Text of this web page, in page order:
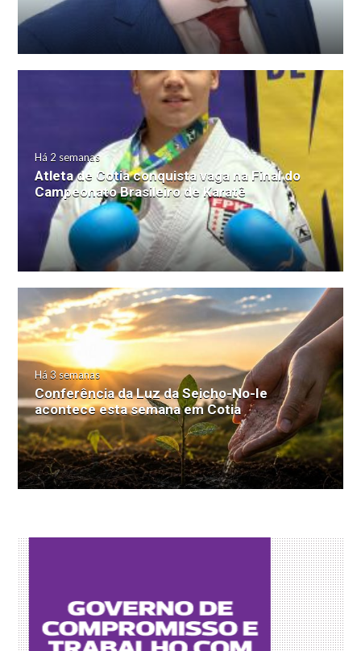
Há 2 semanas
Atleta de Cotia conquista vaga na Final do
Campeonato Brasileiro de Karatê
Há 3 semanas
Conferência da Luz da Seicho-No-Ie
acontece esta semana em Cotia